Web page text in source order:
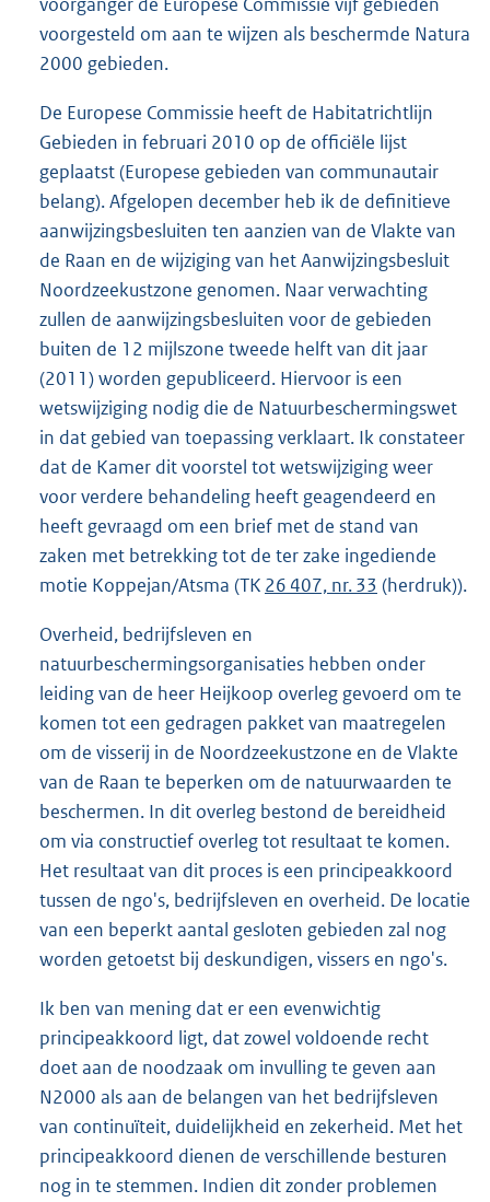
voorgesteld om aan te wijzen als beschermde Natura
2000 gebieden.
De Europese Commissie heeft de Habitatrichtlijn
Gebieden in februari 2010 op de officiële lijst
geplaatst (Europese gebieden van communautair
belang). Afgelopen december heb ik de definitieve
aanwijzingsbesluiten ten aanzien van de Vlakte van
de Raan en de wijziging van het Aanwijzingsbesluit
Noordzeekustzone genomen. Naar verwachting
zullen de aanwijzingsbesluiten voor de gebieden
buiten de 12 mijlszone tweede helft van dit jaar
(2011) worden gepubliceerd. Hiervoor is een
wetswijziging nodig die de Natuurbeschermingswet
in dat gebied van toepassing verklaart. Ik constateer
dat de Kamer dit voorstel tot wetswijziging weer
voor verdere behandeling heeft geagendeerd en
heeft gevraagd om een brief met de stand van
zaken met betrekking tot de ter zake ingediende
motie Koppejan/Atsma (TK 26 407, nr. 33 (herdruk)).
Overheid, bedrijfsleven en
natuurbeschermingsorganisaties hebben onder
leiding van de heer Heijkoop overleg gevoerd om te
komen tot een gedragen pakket van maatregelen
om de visserij in de Noordzeekustzone en de Vlakte
van de Raan te beperken om de natuurwaarden te
beschermen. In dit overleg bestond de bereidheid
om via constructief overleg tot resultaat te komen.
Het resultaat van dit proces is een principeakkoord
tussen de ngo's, bedrijfsleven en overheid. De locatie
van een beperkt aantal gesloten gebieden zal nog
worden getoetst bij deskundigen, vissers en ngo's.
Ik ben van mening dat er een evenwichtig
principeakkoord ligt, dat zowel voldoende recht
doet aan de noodzaak om invulling te geven aan
N2000 als aan de belangen van het bedrijfsleven
van continuïteit, duidelijkheid en zekerheid. Met het
principeakkoord dienen de verschillende besturen
nog in te stemmen. Indien dit zonder problemen